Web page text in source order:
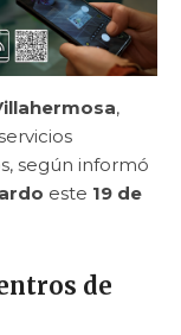
,
según informó
este 19 de
de